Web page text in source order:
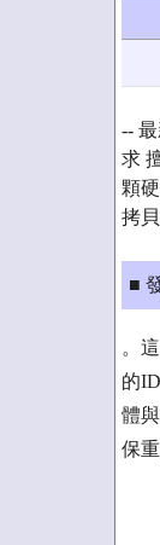
--
求
顆
拷
■
。
的
體
保